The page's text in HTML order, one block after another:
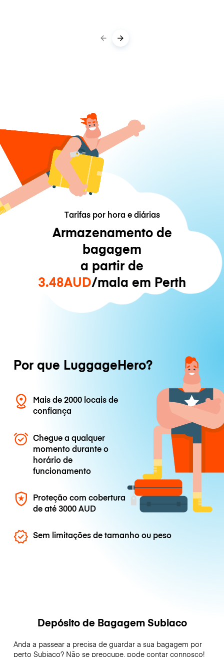
Tarifas por hora e diárias
Armazenamento de
bagagem
a partir de
3.48AUD/mala em Perth
Por que LuggageHero?
Mais de 2000 locais de
confiança
Chegue a qualquer
momento durante o
horário de
funcionamento
Proteção com cobertura
de até3000 AUD
Sem limitações de tamanho ou peso
Depósito de Bagagem Subiaco
Anda a passear a precisa de guardar a sua bagagem por
perto Subiaco? Não se preocupe, pode contar connosco!